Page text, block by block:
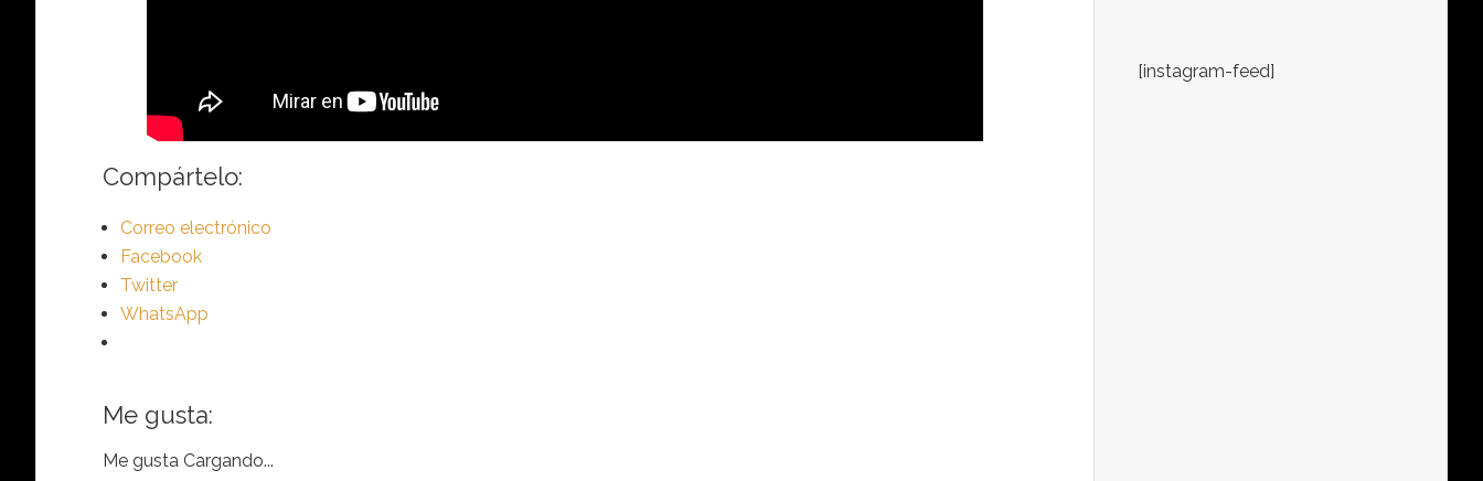
Compártelo:
Correo electrónico
Facebook
Twitter
WhatsApp
Me gusta:
Me gusta Cargando...
[instagram-feed]